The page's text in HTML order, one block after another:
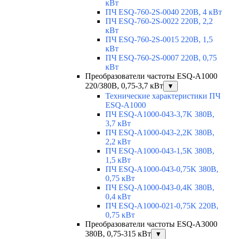
кВт
ПЧ ESQ-760-2S-0040 220В, 4 кВт
ПЧ ESQ-760-2S-0022 220В, 2,2
кВт
ПЧ ESQ-760-2S-0015 220В, 1,5
кВт
ПЧ ESQ-760-2S-0007 220В, 0,75
кВт
Преобразователи частоты ESQ-A1000
220/380В, 0,75-3,7 кВт
▼
Технические характеристики ПЧ
ESQ-A1000
ПЧ ESQ-A1000-043-3,7K 380В,
3,7 кВт
ПЧ ESQ-A1000-043-2,2K 380В,
2,2 кВт
ПЧ ESQ-A1000-043-1,5K 380В,
1,5 кВт
ПЧ ESQ-A1000-043-0,75K 380В,
0,75 кВт
ПЧ ESQ-A1000-043-0,4K 380В,
0,4 кВт
ПЧ ESQ-A1000-021-0,75K 220В,
0,75 кВт
Преобразователи частоты ESQ-A3000
380В, 0,75-315 кВт
▼